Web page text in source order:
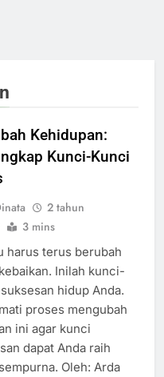
Kehidupan:
Kunci-Kunci
2 tahun
3 mins
harus terus berubah
Inilah kunci-
hidup Anda.
proses mengubah
ini agar kunci
dapat Anda raih
Oleh: Arda